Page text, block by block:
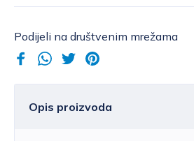
Podijeli na društvenim mrežama
Opis proizvoda